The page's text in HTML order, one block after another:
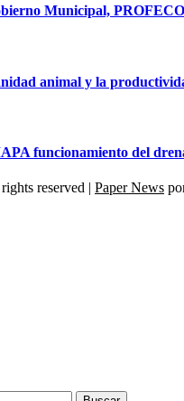
Municipal,
animal y la
funcionamiento del
reserved | Paper News